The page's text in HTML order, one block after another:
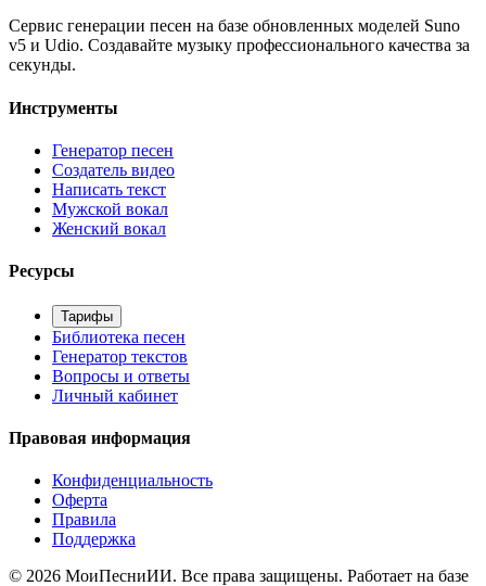
Сервис генерации песен на базе обновленных моделей Suno
v5 и Udio. Создавайте музыку профессионального качества за
секунды.
Инструменты
Генератор песен
Создатель видео
Написать текст
Мужской вокал
Женский вокал
Ресурсы
Тарифы
Библиотека песен
Генератор текстов
Вопросы и ответы
Личный кабинет
Правовая информация
Конфиденциальность
Оферта
Правила
Поддержка
© 2026 МоиПесниИИ. Все права защищены. Работает на базе